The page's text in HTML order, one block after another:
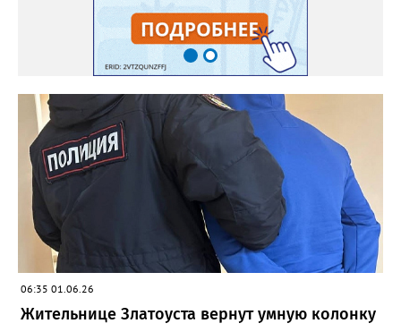
06:35 01.06.26
Жительнице Златоуста вернут умную колонку